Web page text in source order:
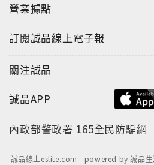
營業據點
訂閱誠品線上電子報
關注誠品
誠品APP
內政部警政署 165全民防騙網
誠品線上eslite.com - powered by 誠品